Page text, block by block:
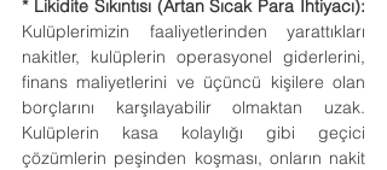
* Likidite Sıkıntısı (Artan Sıcak Para İhtiyacı):
Kulüplerimizin faaliyetlerinden yarattıkları
nakitler, kulüplerin operasyonel giderlerini,
finans maliyetlerini ve üçüncü kişilere olan
borçlarını karşılayabilir olmaktan uzak.
Kulüplerin kasa kolaylığı gibi geçici
çözümlerin peşinden koşması, onların nakit